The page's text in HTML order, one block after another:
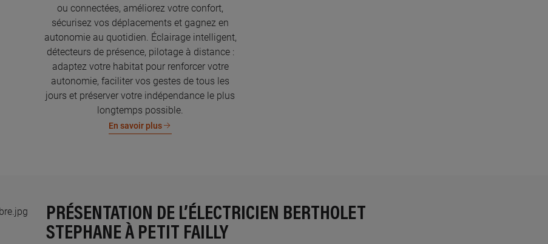
ou connectées, améliorez votre confort,
sécurisez vos déplacements et gagnez en
autonomie au quotidien. Éclairage intelligent,
détecteurs de présence, pilotage à distance :
adaptez votre habitat pour renforcer votre
autonomie, faciliter vos gestes de tous les
jours et préserver votre indépendance le plus
longtemps possible.
En savoir plus
PRÉSENTATION DE L’ÉLECTRICIEN BERTHOLET
STEPHANE À PETIT FAILLY